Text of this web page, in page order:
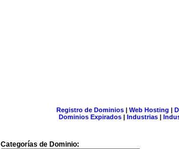
Registro de Dominios| Web Hosting |
Dominios Expirados | Industrias |
Categorías de Dominio: